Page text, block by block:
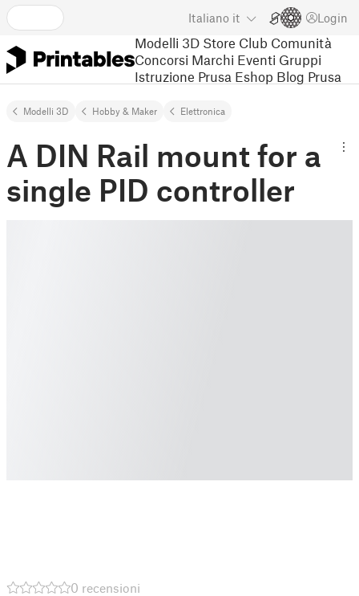
Italiano it Login
Modelli 3D Store Club Comunità
Concorsi Marchi Eventi Gruppi
Istruzione Prusa Eshop Blog Prusa
Modelli 3D Hobby & Maker Elettronica
A DIN Rail mount for a
single PID controller
0 recensioni